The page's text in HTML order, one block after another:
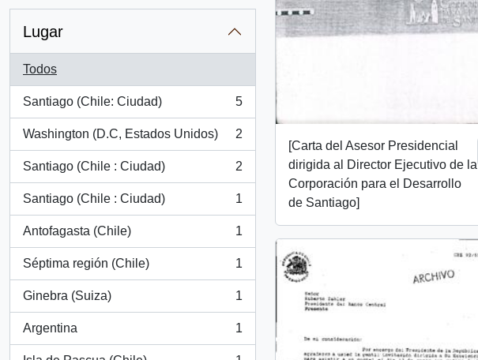
Lugar
Todos
Santiago (Chile: Ciudad)
, 5 resultados
5
Washington (D.C, Estados Unidos)
, 2 resultados
2
Santiago (Chile : Ciudad)
, 2 resultados
2
Santiago (Chile : Ciudad)
, 1 resultados
1
Antofagasta (Chile)
, 1 resultados
1
Séptima región (Chile)
, 1 resultados
1
Ginebra (Suiza)
, 1 resultados
1
Argentina
, 1 resultados
1
[Carta del Asesor Presidencial
dirigida al Director Ejecutivo de la
Corporación para el Desarrollo
de Santiago]